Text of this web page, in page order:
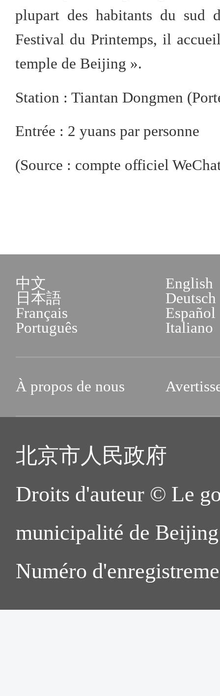
plupart des habitants du sud
Festival du Printemps, il
temple de Beijing ».
Station : Tiantan Dongmen
Entrée : 2 yuans par personne
(Source : compte officiel
中文
English
日本語
Deutsch
Français
Español
Português
Italiano
À propos de nous
北京市人民政府
Droits d'auteur © Le
municipalité de
Numéro